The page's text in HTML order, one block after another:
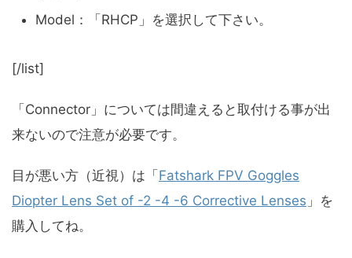
Model：「RHCP」を選択して下さい。
[/list]
「Connector」については間違えると取付ける事が出
来ないので注意が必要です。
目が悪い方（近視）は「 Fatshark FPV Goggles
Diopter Lens Set of -2 -4 -6 Corrective Lenses 」を
購入してね。